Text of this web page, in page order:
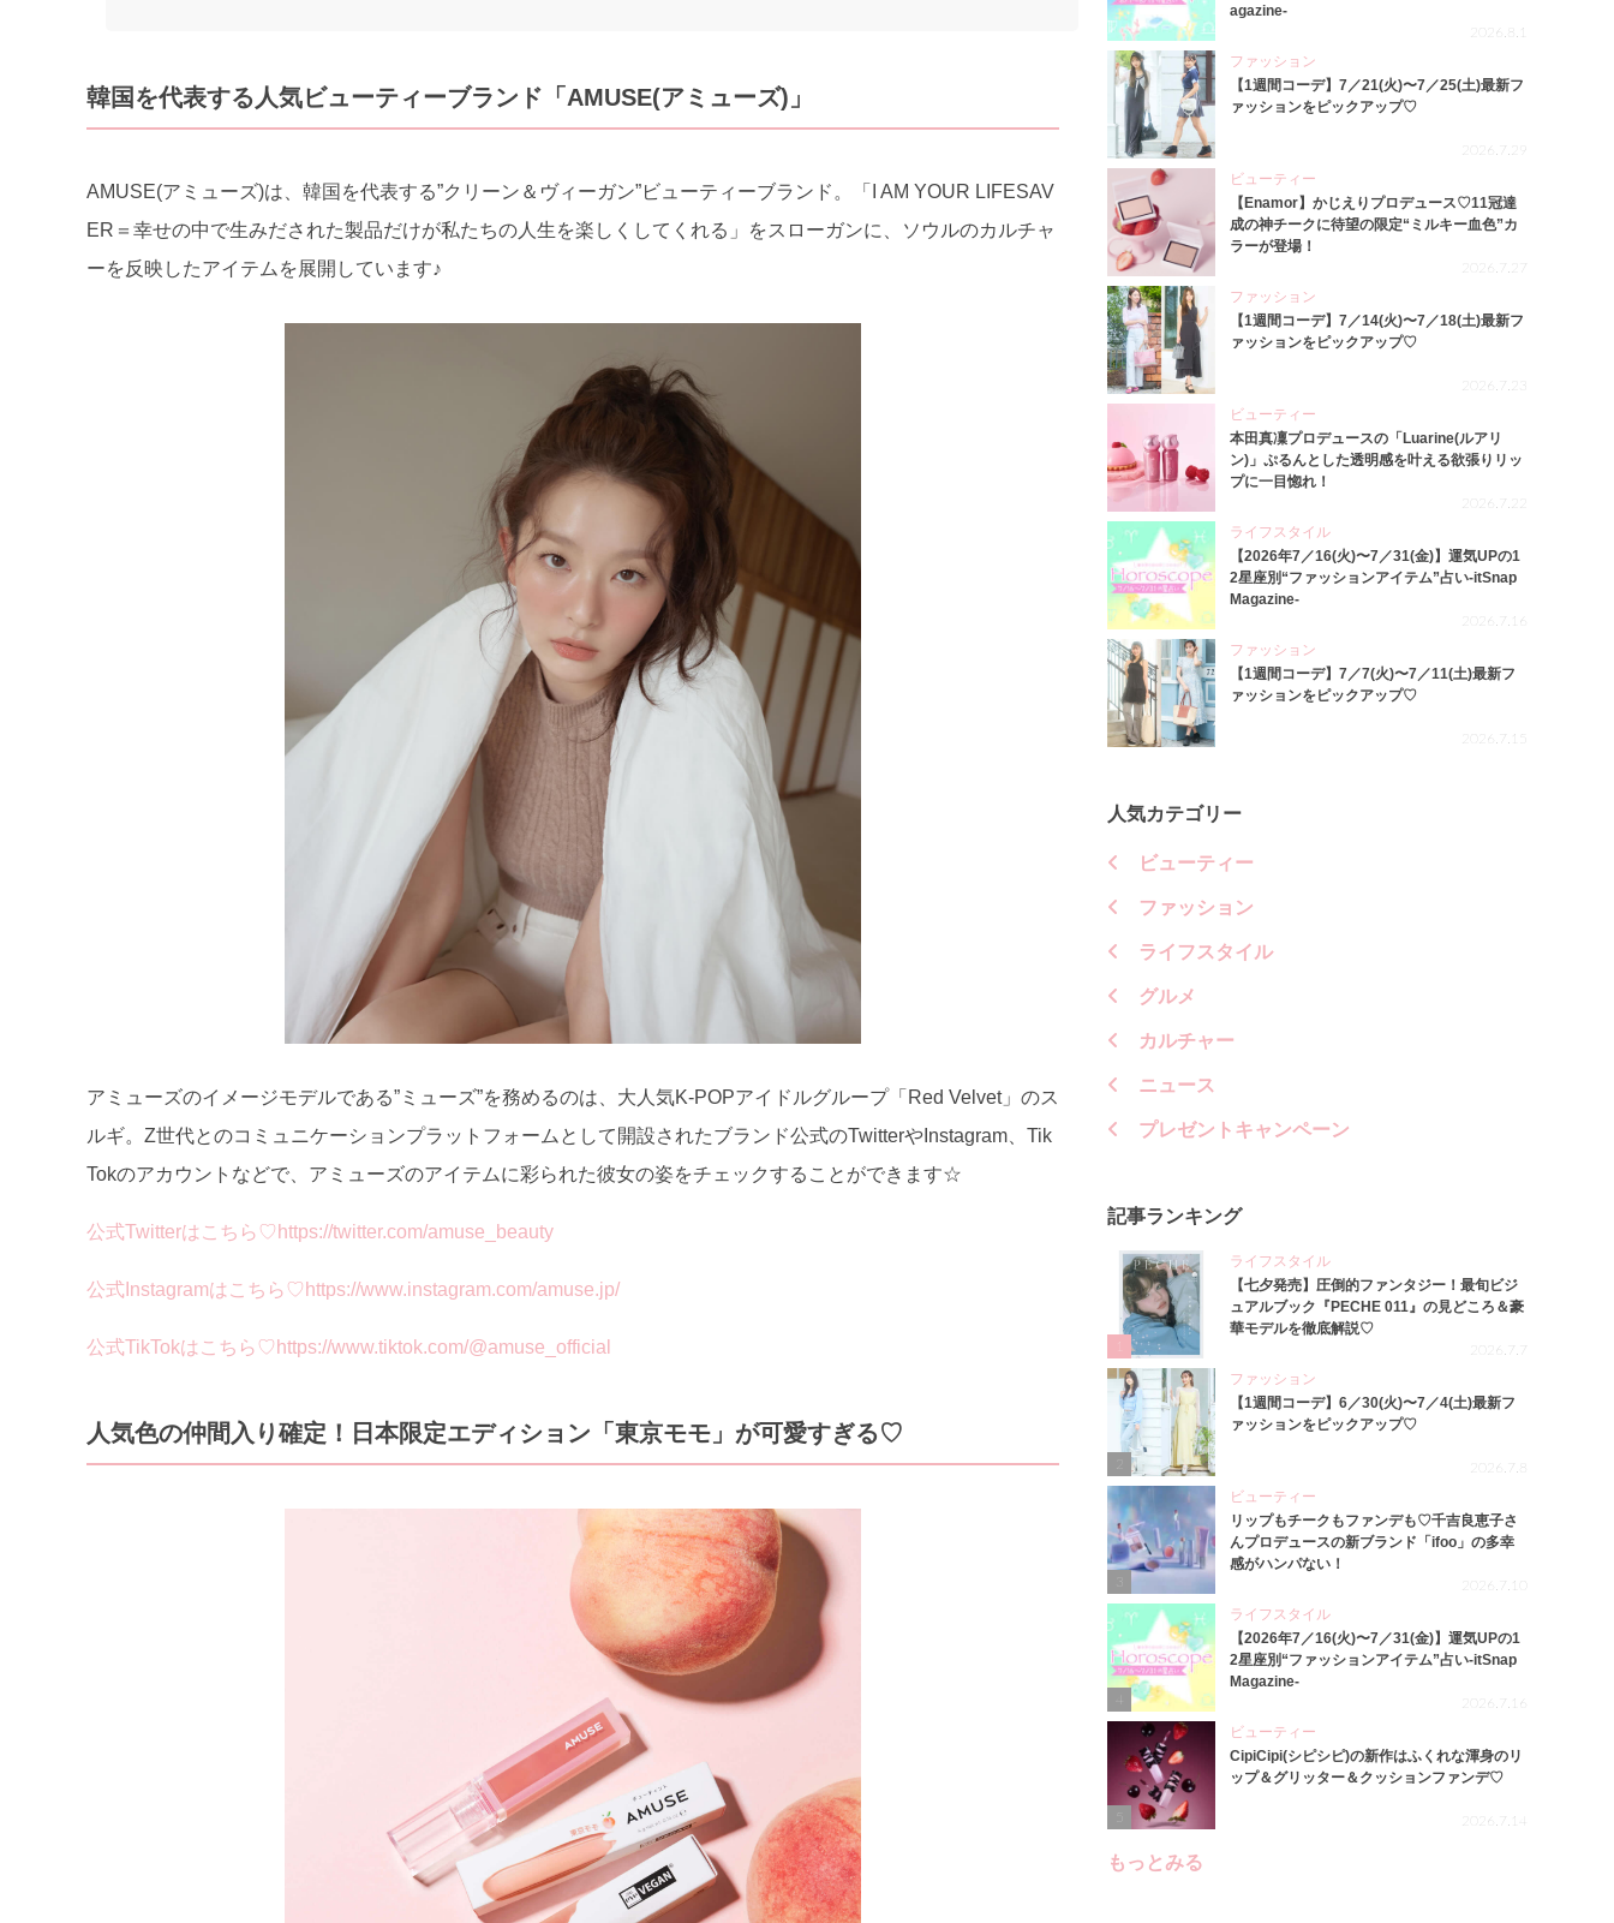
韓国を代表する人気ビューティーブランド「AMUSE(アミューズ)」
AMUSE(アミューズ)は、韓国を代表する”クリーン＆ヴィーガン”ビューティーブランド。「I AM YOUR LIFESAV
ER＝幸せの中で生みだされた製品だけが私たちの人生を楽しくしてくれる」をスローガンに、ソウルのカルチャ
ーを反映したアイテムを展開しています♪
アミューズのイメージモデルである”ミューズ”を務めるのは、大人気K-POPアイドルグループ「Red Velvet」のス
ルギ。Z世代とのコミュニケーションプラットフォームとして開設されたブランド公式のTwitterやInstagram、Tik
Tokのアカウントなどで、アミューズのアイテムに彩られた彼女の姿をチェックすることができます☆
公式Twitterはこちら♡https://twitter.com/amuse_beauty
公式Instagramはこちら♡https://www.instagram.com/amuse.jp/
公式TikTokはこちら♡https://www.tiktok.com/@amuse_official
人気色の仲間入り確定！日本限定エディション「東京モモ」が可愛すぎる♡
agazine-
2026.8.1
ファッション
【1週間コーデ】7／21(火)〜7／25(土)最新フ
ァッションをピックアップ♡
2026.7.29
ビューティー
【Enamor】かじえりプロデュース♡11冠達
成の神チークに待望の限定“ミルキー血色”カ
ラーが登場！
2026.7.27
ファッション
【1週間コーデ】7／14(火)〜7／18(土)最新フ
ァッションをピックアップ♡
2026.7.23
ビューティー
本田真凜プロデュースの「Luarine(ルアリ
ン)」ぷるんとした透明感を叶える欲張りリッ
プに一目惚れ！
2026.7.22
ライフスタイル
【2026年7／16(火)〜7／31(金)】運気UPの1
2星座別“ファッションアイテム”占い-itSnap
Magazine-
2026.7.16
ファッション
【1週間コーデ】7／7(火)〜7／11(土)最新フ
ァッションをピックアップ♡
2026.7.15
人気カテゴリー
ビューティー
ファッション
ライフスタイル
グルメ
カルチャー
ニュース
プレゼントキャンペーン
記事ランキング
ライフスタイル
【七夕発売】圧倒的ファンタジー！最旬ビジ
ュアルブック『PECHE 011』の見どころ＆豪
華モデルを徹底解説♡
2026.7.7
ファッション
【1週間コーデ】6／30(火)〜7／4(土)最新フ
ァッションをピックアップ♡
2026.7.8
3
ビューティー
リップもチークもファンデも♡千吉良恵子さ
んプロデュースの新ブランド「ifoo」の多幸
感がハンパない！
2026.7.10
4
ライフスタイル
【2026年7／16(火)〜7／31(金)】運気UPの1
2星座別“ファッションアイテム”占い-itSnap
Magazine-
2026.7.16
ビューティー
CipiCipi(シピシピ)の新作はふくれな渾身のリ
ップ＆グリッター＆クッションファンデ♡
2026.7.14
もっとみる